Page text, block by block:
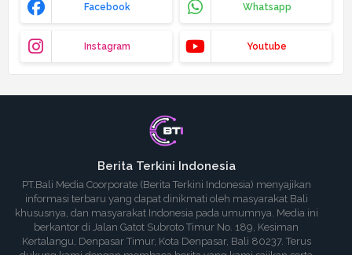
Facebook Whatsapp
Instagram Youtube
Berita Terkini Indonesia
PT.Bali Media Coorporate (Berita Terkini Indonesia) menyajikan
informasi terbaru yang dapat dinikmati oleh masyarakat Bali
khususnya, dan masyarakat Indonesia pada umumnya. Media ini
berkantor di Jalan Gatot Subroto Timur No. 189, Kesiman
Kertalangu, Denpasar Timur, Kota Denpasar, Bali 80237. Terus